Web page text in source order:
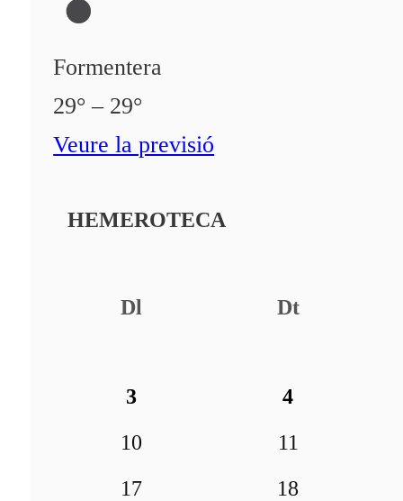
Formentera
29° – 29°
Veure la previsió
HEMEROTECA
Dl Dt
3
4
10
11
17
18